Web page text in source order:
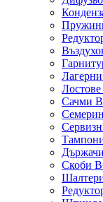
Сачми
Скоби